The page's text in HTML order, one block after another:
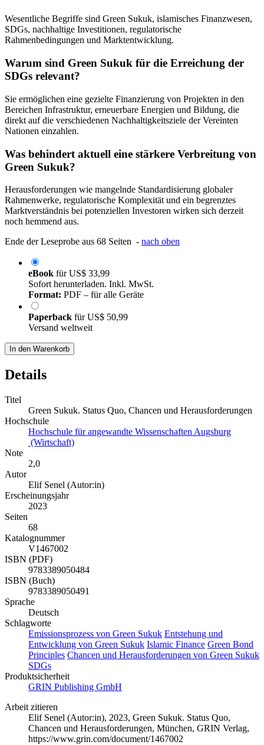
Wesentliche Begriffe sind Green Sukuk, islamisches Finanzwesen,
SDGs, nachhaltige Investitionen, regulatorische
Rahmenbedingungen und Marktentwicklung.
Warum sind Green Sukuk für die Erreichung der
SDGs relevant?
Sie ermöglichen eine gezielte Finanzierung von Projekten in den
Bereichen Infrastruktur, erneuerbare Energien und Bildung, die
direkt auf die verschiedenen Nachhaltigkeitsziele der Vereinten
Nationen einzahlen.
Was behindert aktuell eine stärkere Verbreitung von
Green Sukuk?
Herausforderungen wie mangelnde Standardisierung globaler
Rahmenwerke, regulatorische Komplexität und ein begrenztes
Marktverständnis bei potenziellen Investoren wirken sich derzeit
noch hemmend aus.
Ende der Leseprobe aus 68 Seiten - nach oben
eBook fürUS$ 33,99
Sofort herunterladen. Inkl. MwSt.
Format: PDF – für alle Geräte
Paperback fürUS$ 50,99
Versand weltweit
In den Warenkorb
Details
Titel
Green Sukuk. Status Quo, Chancen und Herausforderungen
Hochschule
Hochschule für angewandte Wissenschaften Augsburg
(Wirtschaft)
Note
2,0
Autor
Elif Senel (Autor:in)
Erscheinungsjahr
2023
Seiten
68
Katalognummer
V1467002
ISBN (PDF)
9783389050484
ISBN (Buch)
9783389050491
Sprache
Deutsch
Schlagworte
Emissionsprozess von Green Sukuk Entstehung und
Entwicklung von Green Sukuk Islamic Finance Green Bond
Principles Chancen und Herausforderungen von Green Sukuk
SDGs
Produktsicherheit
GRIN Publishing GmbH
Arbeit zitieren
Elif Senel (Autor:in), 2023, Green Sukuk. Status Quo,
Chancen und Herausforderungen, München, GRIN Verlag,
https://www.grin.com/document/1467002